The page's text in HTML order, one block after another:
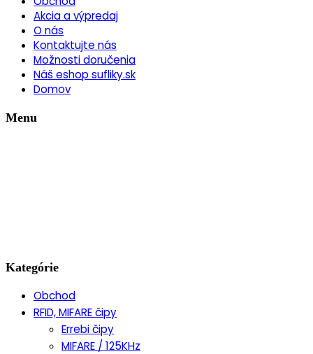
Akcia a výpredaj
O nás
Kontaktujte nás
Možnosti doručenia
Náš eshop sufliky.sk
Domov
Menu
Kategórie
Obchod
RFID, MIFARE čipy
Errebi čipy
MIFARE / 125KHz